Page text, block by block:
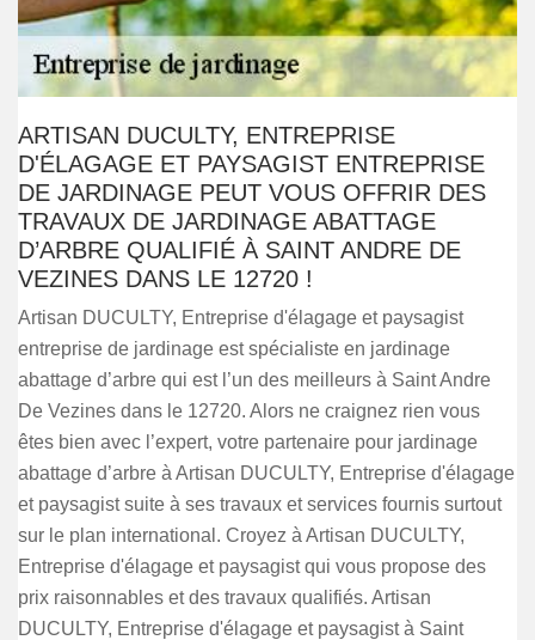
ARTISAN DUCULTY, ENTREPRISE
D'ÉLAGAGE ET PAYSAGIST ENTREPRISE
DE JARDINAGE PEUT VOUS OFFRIR DES
TRAVAUX DE JARDINAGE ABATTAGE
D’ARBRE QUALIFIÉ À SAINT ANDRE DE
VEZINES DANS LE 12720 !
Artisan DUCULTY, Entreprise d'élagage et paysagist
entreprise de jardinage est spécialiste en jardinage
abattage d’arbre qui est l’un des meilleurs à Saint Andre
De Vezines dans le 12720. Alors ne craignez rien vous
êtes bien avec l’expert, votre partenaire pour jardinage
abattage d’arbre à Artisan DUCULTY, Entreprise d'élagage
et paysagist suite à ses travaux et services fournis surtout
sur le plan international. Croyez à Artisan DUCULTY,
Entreprise d'élagage et paysagist qui vous propose des
prix raisonnables et des travaux qualifiés. Artisan
DUCULTY, Entreprise d'élagage et paysagist à Saint